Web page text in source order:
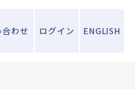
ログイン
合わせ ENGLISH